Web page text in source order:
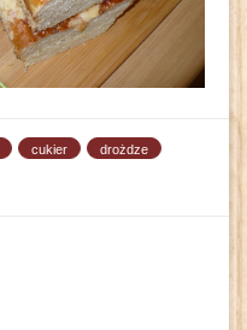
cukier drożdze